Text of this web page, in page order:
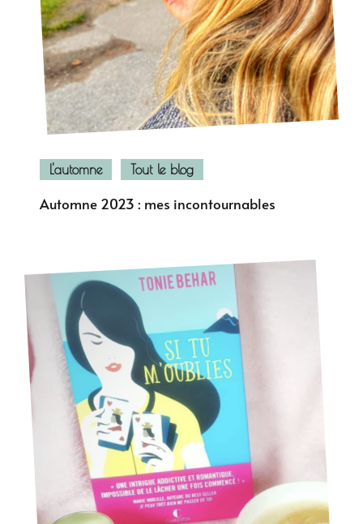
L'automne Tout le blog
Automne 2023 : mes incontournables